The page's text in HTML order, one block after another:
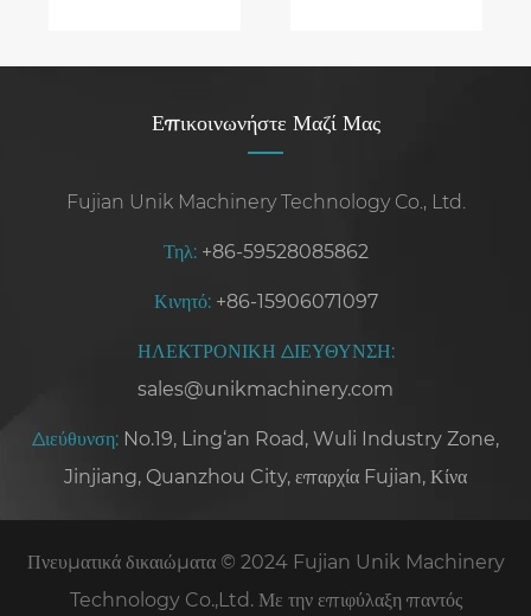
Επικοινωνήστε Μαζί Μας
Fujian Unik Machinery Technology Co., Ltd.
Τηλ: +86-59528085862
Κινητό: +86-15906071097
ΗΛΕΚΤΡΟΝΙΚΗ ΔΙΕΥΘΥΝΣΗ:
sales@unikmachinery.com
Διεύθυνση: No.19, Ling‘an Road, Wuli Industry Zone,
Jinjiang, Quanzhou City, επαρχία Fujian, Κίνα
Πνευματικά δικαιώματα © 2024 Fujian Unik Machinery
Technology Co.,Ltd. Με την επιφύλαξη παντός